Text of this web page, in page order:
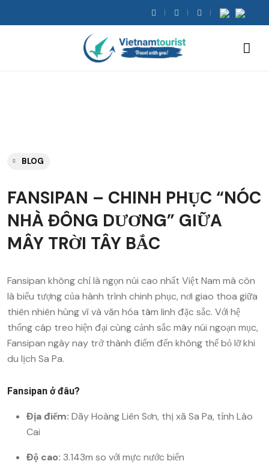
BLOG
FANSIPAN – CHINH PHỤC “NÓC
NHÀ ĐÔNG DƯƠNG” GIỮA
MÂY TRỜI TÂY BẮC
Fansipan không chỉ là ngọn núi cao nhất Việt Nam mà còn
là biểu tượng của hành trình chinh phục, nơi giao thoa giữa
thiên nhiên hùng vĩ và văn hóa tâm linh đặc sắc. Với hệ
thống cáp treo hiện đại cùng cảnh sắc mây núi ngoạn mục,
Fansipan ngày nay trở thành điểm đến không thể bỏ lỡ khi
du lịch Sa Pa.
Fansipan ở đâu?
Địa điểm: Dãy Hoàng Liên Sơn, thị xã Sa Pa, tỉnh Lào
Cai
Độ cao: 3.143m so với mực nước biển